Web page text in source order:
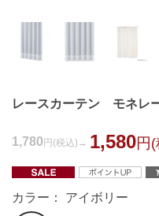
レースカーテン モネ
1,780 円 (税込) 1,580円 (
カラー： アイボリー